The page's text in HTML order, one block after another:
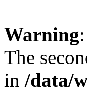
Warning
The
in /data/